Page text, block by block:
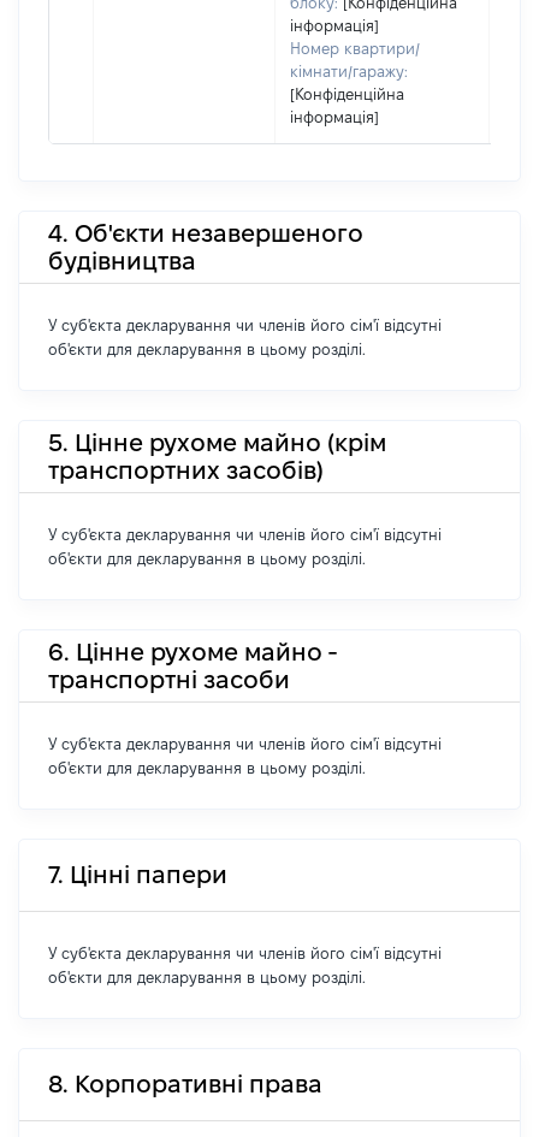
інформація]
Номер квартири/
кімнати/гаражу:
[Конфіденційна
інформація]
4. Об'єкти незавершеного
будівництва
У суб'єкта декларування чи членів його сім'ї відсутні
об'єкти для декларування в цьому розділі.
5. Цінне рухоме майно (крім
транспортних засобів)
У суб'єкта декларування чи членів його сім'ї відсутні
об'єкти для декларування в цьому розділі.
6. Цінне рухоме майно -
транспортні засоби
У суб'єкта декларування чи членів його сім'ї відсутні
об'єкти для декларування в цьому розділі.
7. Цінні папери
У суб'єкта декларування чи членів його сім'ї відсутні
об'єкти для декларування в цьому розділі.
8. Корпоративні права